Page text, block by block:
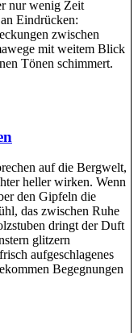
nur wenig Zeit
Eindrücken:
zwischen
mit weitem Blick
Tönen schimmert.
auf die Bergwelt,
heller wirken. Wenn
den Gipfeln die
das zwischen Ruhe
dringt der Duft
glitzern
aufgeschlagenes
Begegnungen